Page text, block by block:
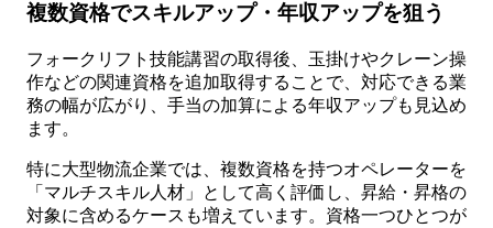
複数資格でスキルアップ・年収アップを狙う
フォークリフト技能講習の取得後、玉掛けやクレーン操
作などの関連資格を追加取得することで、対応できる業
務の幅が広がり、手当の加算による年収アップも見込め
ます。
特に大型物流企業では、複数資格を持つオペレーターを
「マルチスキル人材」として高く評価し、昇給・昇格の
対象に含めるケースも増えています。資格一つひとつが